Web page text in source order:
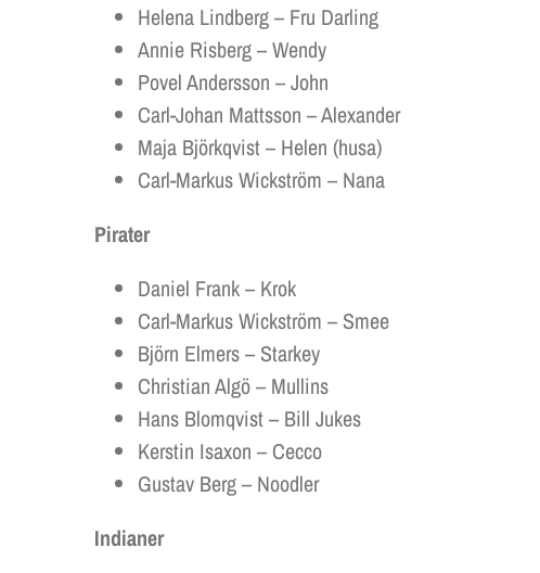
Helena Lindberg – Fru Darling
Annie Risberg – Wendy
Povel Andersson – John
Carl-Johan Mattsson – Alexander
Maja Björkqvist – Helen (husa)
Carl-Markus Wickström – Nana
Pirater
Daniel Frank – Krok
Carl-Markus Wickström – Smee
Björn Elmers – Starkey
Christian Algö – Mullins
Hans Blomqvist – Bill Jukes
Kerstin Isaxon – Cecco
Gustav Berg – Noodler
Indianer